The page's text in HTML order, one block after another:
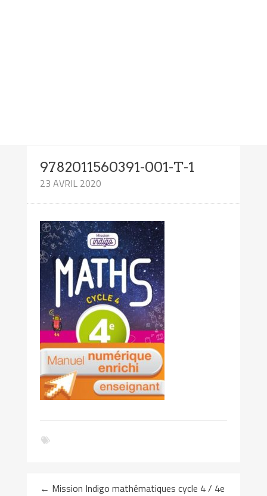
9782011560391-001-T-1
23 AVRIL 2020
← Mission Indigo mathématiques cycle 4 / 4e